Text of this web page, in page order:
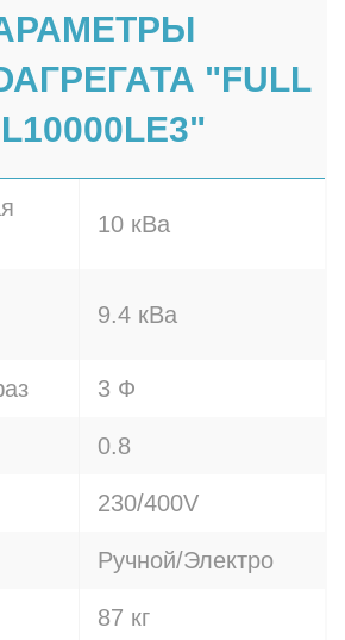
"FULL
10 кВа
9.4 кВа
3 Ф
0.8
230/400V
Ручной/Электро
87 кг